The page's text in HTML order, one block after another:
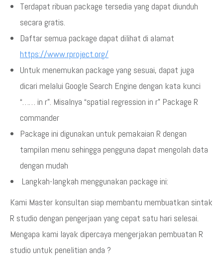
Terdapat ribuan package tersedia yang dapat diunduh
secara gratis.
Daftar semua package dapat dilihat di alamat
https://www.rproject.org/
Untuk menemukan package yang sesuai, dapat juga
dicari melalui Google Search Engine dengan kata kunci
“…… in r”. Misalnya “spatial regression in r” Package R
commander
Package ini digunakan untuk pemakaian R dengan
tampilan menu sehingga pengguna dapat mengolah data
dengan mudah
Langkah-langkah menggunakan package ini:
Kami Master konsultan siap membantu membuatkan sintak
R studio dengan pengerjaan yang cepat satu hari selesai.
Mengapa kami layak dipercaya mengerjakan pembuatan R
studio untuk penelitian anda ?